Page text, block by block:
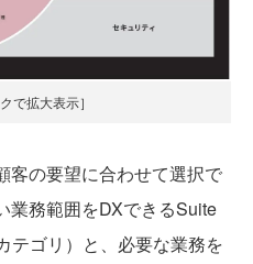
で拡大表示］
の要望に合わせて選択で
業務範囲をDXできるSuite
テゴリ）と、必要な業務を